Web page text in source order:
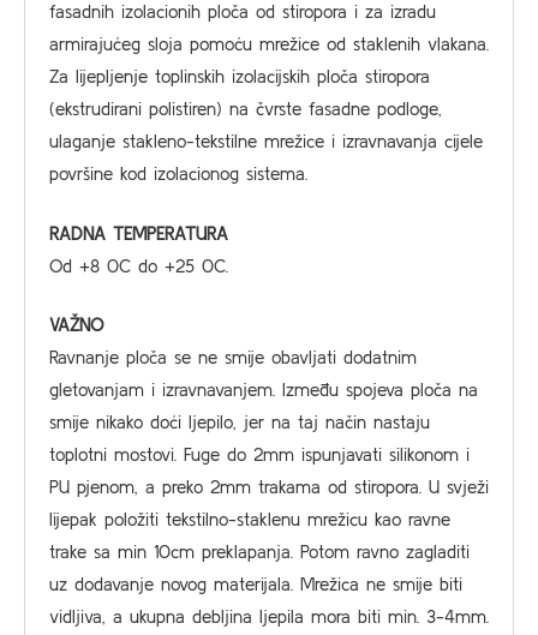
fasadnih izolacionih ploča od stiropora i za izradu
armirajućeg sloja pomoću mrežice od staklenih vlakana.
Za lijepljenje toplinskih izolacijskih ploča stiropora
(ekstrudirani polistiren) na čvrste fasadne podloge,
ulaganje stakleno-tekstilne mrežice i izravnavanja cijele
površine kod izolacionog sistema.
RADNA TEMPERATURA
Od +8 0C do +25 0C.
VAŽNO
Ravnanje ploča se ne smije obavljati dodatnim
gletovanjam i izravnavanjem. lzmeđu spojeva ploča na
smije nikako doći ljepilo, jer na taj način nastaju
toplotni mostovi. Fuge do 2mm ispunjavati silikonom i
PU pjenom, a preko 2mm trakama od stiropora. U svježi
lijepak položiti tekstilno-staklenu mrežicu kao ravne
trake sa min 10cm preklapanja. Potom ravno zagladiti
uz dodavanje novog materijala. Mrežica ne smije biti
vidljiva, a ukupna debljina ljepila mora biti min. 3-4mm.